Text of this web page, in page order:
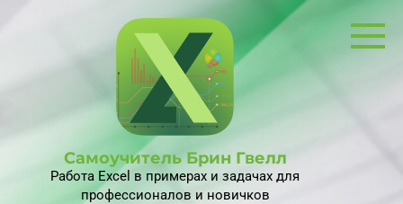
Самоучитель Брин Гвелл
Работа Excel в примерах и задачах для
профессионалов и новичков